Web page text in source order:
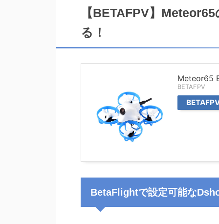
【BETAFPV】
る！
Meteor65
BETAFPV
BetaFlightで設定可能な